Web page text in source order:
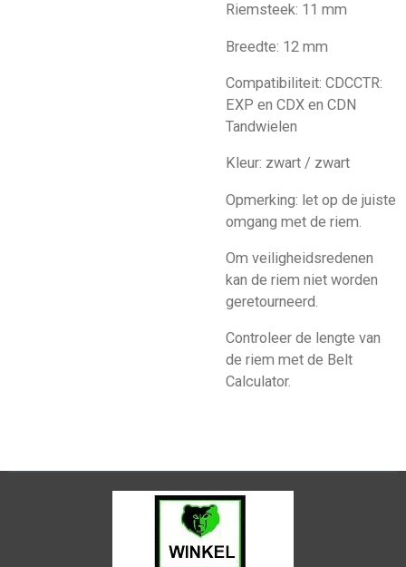
Riemsteek: 11 mm
Breedte: 12 mm
Compatibiliteit: CDCCTR:
EXP en CDX en CDN
Tandwielen
Kleur: zwart / zwart
Opmerking: let op de juiste
omgang met de riem.
Om veiligheidsredenen
kan de riem niet worden
geretourneerd.
Controleer de lengte van
de riem met de Belt
Calculator.